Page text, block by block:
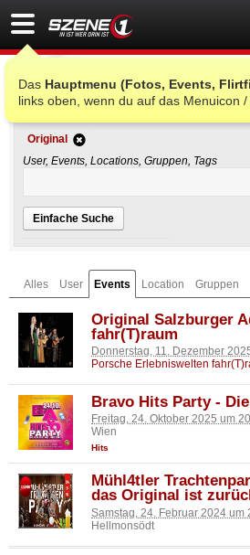
Das Hauptmenu (Fotos, Events,
links oben, wenn du auf das Menuicon /
Einfache Suche
Original
User, Events, Locations, Gruppen, Tags
Einfache Suche
Alles User Events Location Gruppen
Original Salzburger
fahr(T)raum
Donnerstag, 11. Dezember
Porsche Erlebniswelten
Bravo Hits Party -
Freitag, 24. Oktober 2025 um
Wien
Hits
Mühl4tler
das Original ist
Samstag, 24. Februar 2024 um
Hellmonsödt